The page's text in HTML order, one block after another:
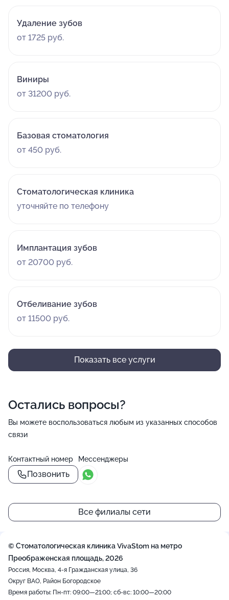
Удаление зубов
от 1725 руб.
Виниры
от 31200 руб.
Базовая стоматология
от 450 руб.
Стоматологическая клиника
уточняйте по телефону
Имплантация зубов
от 20700 руб.
Отбеливание зубов
от 11500 руб.
Показать все услуги
Остались вопросы?
Вы можете воспользоваться любым из указанных способов
связи
Контактный номер
Позвонить
Мессенджеры
Все филиалы сети
© Стоматологическая клиника VivaStom на метро
Преображенская площадь, 2026
Россия, Москва, 4-я Гражданская улица, 36
Округ ВАО, Район Богородское
Время работы: Пн-пт: 09:00—21:00; сб-вс: 10:00—20:00